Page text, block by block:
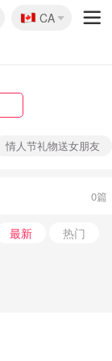
🇨🇦
CA
情人节礼物送女朋友
0篇
最新 热门